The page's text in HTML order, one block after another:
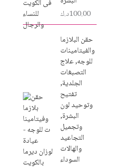
100.00د.ك
حقن البلازما
والفيتامينات
للوجه, علاج
التصبغات
الجلدية,
تفتيح
وتوحيد لون
البشرة,
وتجميل
التجاعيد
والهالات
السوداء